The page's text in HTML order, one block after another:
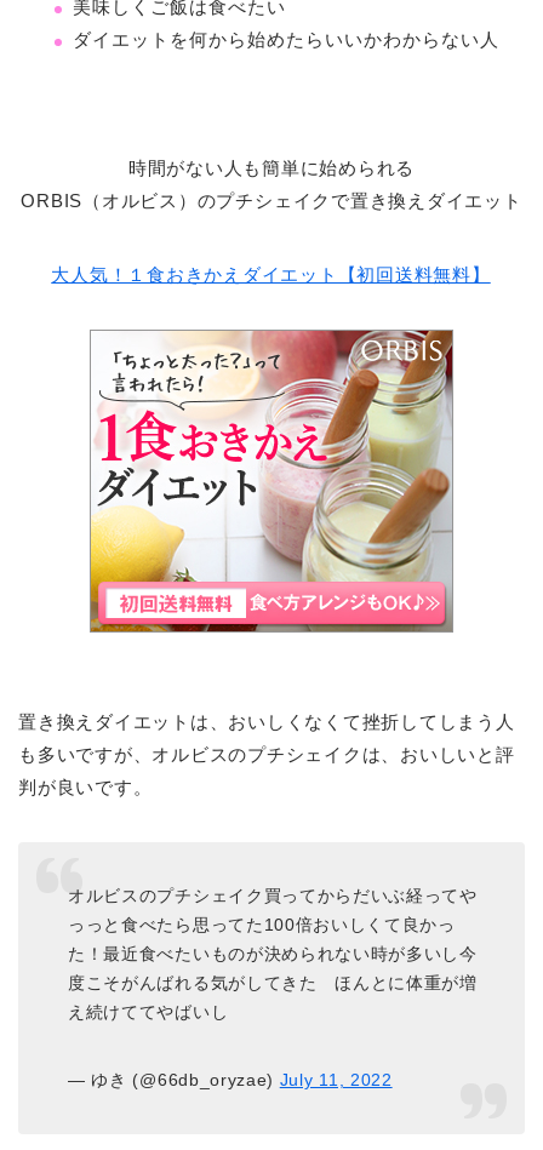
美味しくご飯は食べたい
ダイエットを何から始めたらいいかわからない人
時間がない人も簡単に始められる
ORBIS（オルビス）のプチシェイクで置き換えダイエット
大人気！１食おきかえダイエット【初回送料無料】
置き換えダイエットは、おいしくなくて挫折してしまう人
も多いですが、オルビスのプチシェイクは、おいしいと評
判が良いです。
オルビスのプチシェイク買ってからだいぶ経ってや
っっと食べたら思ってた100倍おいしくて良かっ
た！最近食べたいものが決められない時が多いし今
度こそがんばれる気がしてきた ほんとに体重が増
え続けててやばいし
— ゆき (@66db_oryzae) July 11, 2022